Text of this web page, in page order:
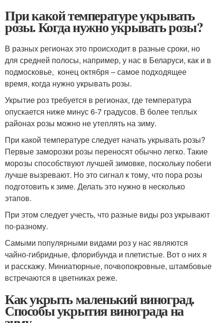
При какой температуре укрывать
розы. Когда нужно укрывать розы?
В разных регионах это происходит в разные сроки, но
для средней полосы, например, у нас в Беларуси, как и в
подмосковье, конец октября – самое подходящее
время, когда нужно укрывать розы.
Укрытие роз требуется в регионах, где температура
опускается ниже минус 6-7 градусов. В более теплых
районах розы можно не утеплять на зиму.
При какой температуре следует начать укрывать розы?
Первые заморозки розы переносят обычно легко. Такие
морозы способствуют лучшей зимовке, поскольку побеги
лучше вызревают. Но это сигнал к тому, что пора розы
подготовить к зиме. Делать это нужно в несколько
этапов.
При этом следует учесть, что разные виды роз укрывают
по-разному.
Самыми популярными видами роз у нас являются
чайно-гибридные, флорибунда и плетистые. Вот о них я
и расскажу. Миниатюрные, почвопокровные, штамбовые
встречаются в цветниках реже.
Как укрыть маленький виноград.
Способы укрытия винограда на